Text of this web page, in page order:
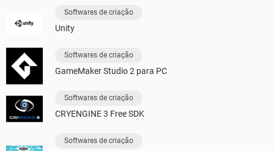
Softwares de criação
Unity
Softwares de criação
GameMaker Studio 2 para PC
Softwares de criação
CRYENGINE 3 Free SDK
Softwares de criação